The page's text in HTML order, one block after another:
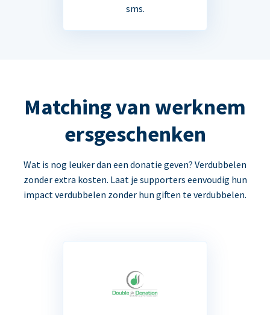
sms.
Matching van werknem
ersgeschenken
Wat is nog leuker dan een donatie geven? Verdubbelen
zonder extra kosten. Laat je supporters eenvoudig hun
impact verdubbelen zonder hun giften te verdubbelen.